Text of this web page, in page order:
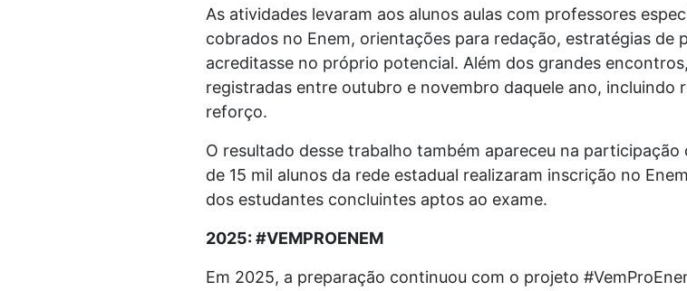
As atividades levaram aos alunos aulas com professores
cobrados no Enem, orientações para redação, estratégias de
acreditasse no próprio potencial. Além dos grandes
registradas entre outubro e novembro daquele ano, incluindo
reforço.
O resultado desse trabalho também apareceu na
de 15 mil alunos da rede estadual realizaram inscrição no
dos estudantes concluintes aptos ao exame.
2025: #VEMPROENEM
Em 2025, a preparação continuou com o projeto